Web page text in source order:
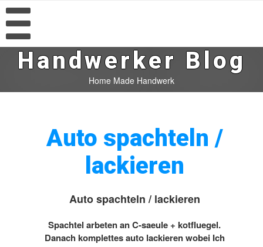
Handwerker Blog
Home Made Handwerk
Auto spachteln /
lackieren
Auto spachteln / lackieren
Spachtel arbeten an C-saeule + kotfluegel.
Danach komplettes auto lackieren wobei Ich